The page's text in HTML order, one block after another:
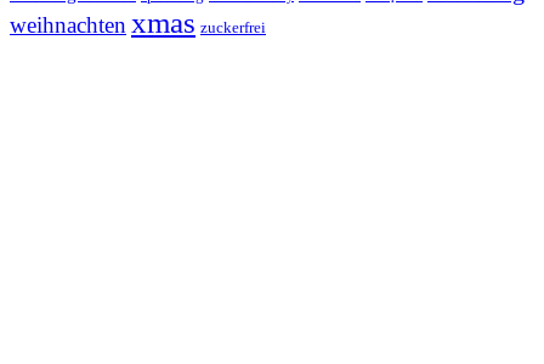
weihnachten xmas zuckerfrei